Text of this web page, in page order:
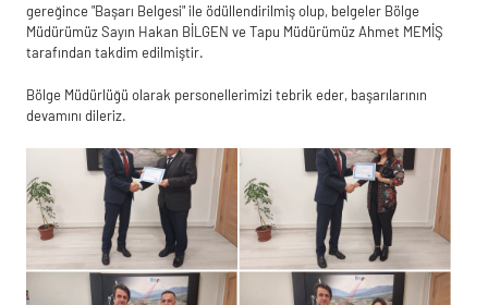
gereğince "Başarı Belgesi" ile ödüllendirilmiş olup, belgeler Bölge
Müdürümüz Sayın Hakan BİLGEN ve Tapu Müdürümüz Ahmet MEMİŞ
tarafından takdim edilmiştir.
Bölge Müdürlüğü olarak personellerimizi tebrik eder, başarılarının
devamını dileriz.